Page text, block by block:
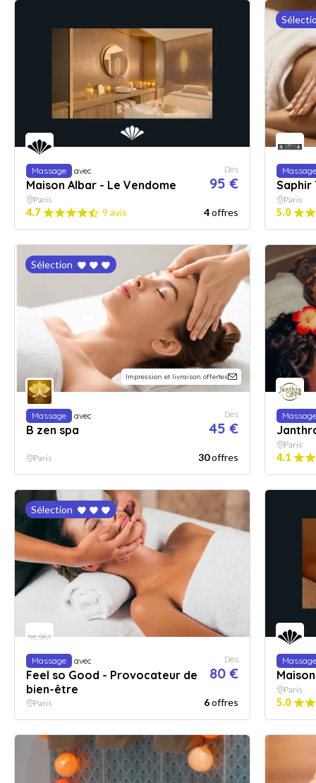
Massage avec
Maison Albar - Le Vendome
Dès
95 €
Paris
4.7 9 avis 4offres
Massage
Saphir
Paris
5.0
Sélection
Impression et livraison offertes
Massage avec
B zen spa
Dès
45 €
Paris 30offres
Massage
Paris
4.1
Sélection
Massage avec
Feel so Good - Provocateur de
bien-être
Dès
80 €
Paris 6offres
Massage
Paris
5.0